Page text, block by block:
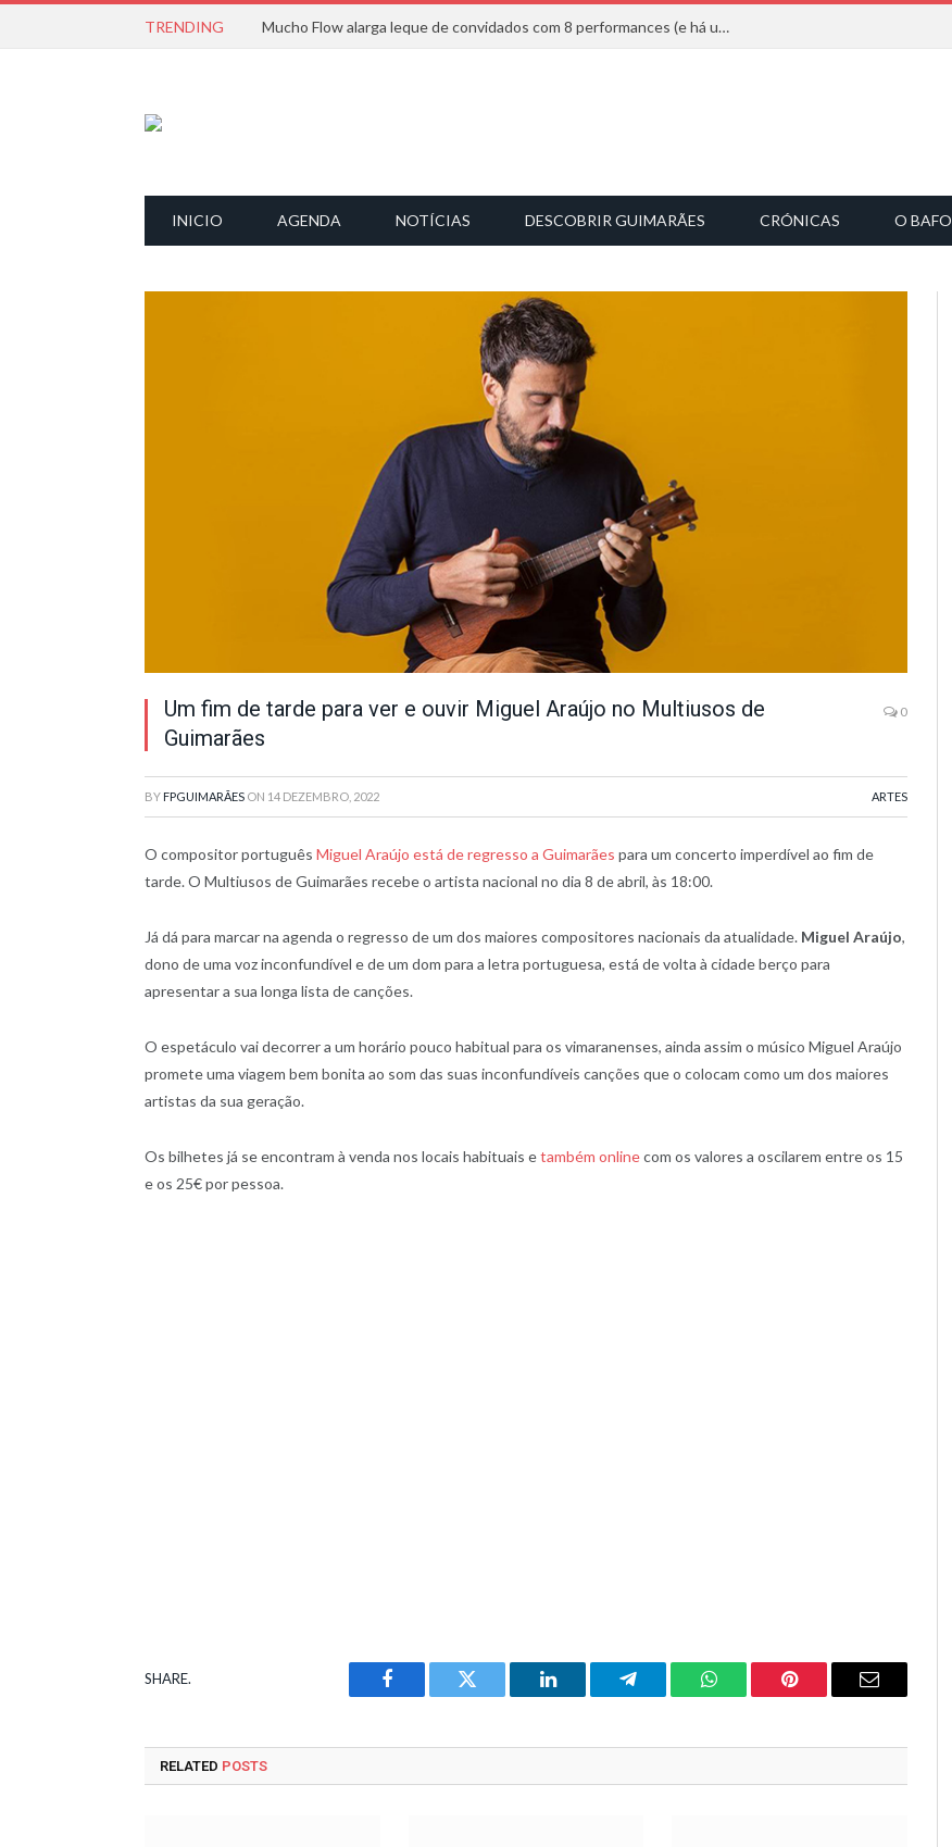
TRENDING Mucho Flow alarga leque de convidados com 8 performances (e há uma saída)
INICIO AGENDA NOTÍCIAS DESCOBRIR GUIMARÃES CRÓNICAS O BAFO
Um fim de tarde para ver e ouvir Miguel Araújo no Multiusos de
Guimarães
0
BY FPGUIMARÃES ON 14 DEZEMBRO, 2022 ARTES
O compositor português Miguel Araújo está de regresso a Guimarães para um concerto imperdível ao fim de
tarde. O Multiusos de Guimarães recebe o artista nacional no dia 8 de abril, às 18:00.
Já dá para marcar na agenda o regresso de um dos maiores compositores nacionais da atualidade. Miguel Araújo,
dono de uma voz inconfundível e de um dom para a letra portuguesa, está de volta à cidade berço para
apresentar a sua longa lista de canções.
O espetáculo vai decorrer a um horário pouco habitual para os vimaranenses, ainda assim o músico Miguel Araújo
promete uma viagem bem bonita ao som das suas inconfundíveis canções que o colocam como um dos maiores
artistas da sua geração.
Os bilhetes já se encontram à venda nos locais habituais etambém onlinecom os valores a oscilarem entre os 15
e os 25€ por pessoa.
SHARE.
Facebook Twitter LinkedIn Telegram WhatsAppPinterest Email
RELATED POSTS